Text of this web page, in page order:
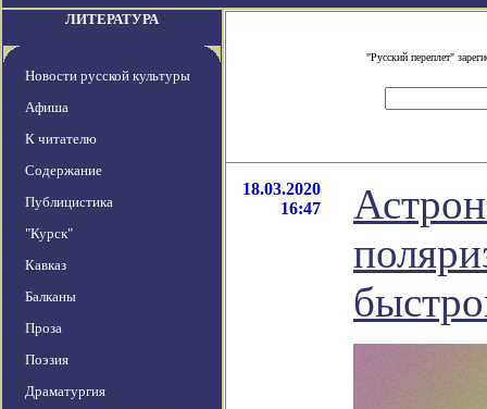
ЛИТЕРАТУРА
Новости русской культуры
Афиша
К читателю
Содержание
Публицистика
"Курск"
Кавказ
Балканы
Проза
Поэзия
Драматургия
"Русский переплет"
18.03.2020
16:47